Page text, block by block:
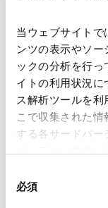
当ウェブサイト
ンツの表示やソー
ックの分析を行
イトの利用状況に
ス解析ツールを利
こで収集された
する各サードパー
ことがあります。
必須
ハイブリット
引に関する最
の実現に向け
2024.04.22
2024.04.06